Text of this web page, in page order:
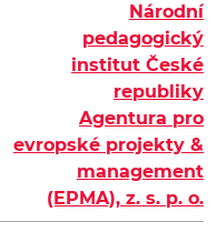
Národní
pedagogický
institut České
republiky
Agentura pro
evropské projekty &
management
(EPMA), z. s. p. o.